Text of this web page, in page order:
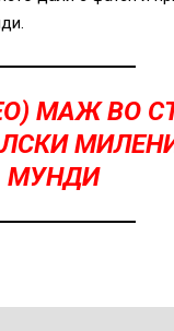
МАЖ ВО
МУНДИ